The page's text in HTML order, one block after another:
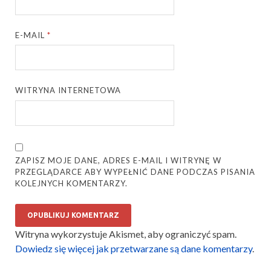
E-MAIL*
WITRYNA INTERNETOWA
ZAPISZ MOJE DANE, ADRES E-MAIL I WITRYNĘ W
PRZEGLĄDARCE ABY WYPEŁNIĆ DANE PODCZAS PISANIA
KOLEJNYCH KOMENTARZY.
Witryna wykorzystuje Akismet, aby ograniczyć spam.
Dowiedz się więcej jak przetwarzane są dane komentarzy.